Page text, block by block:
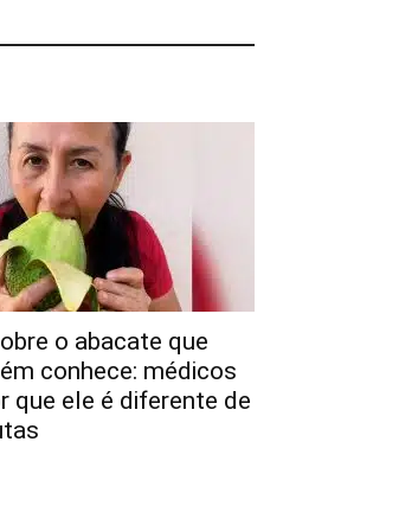
o abacate que
conhece: médicos
que ele é diferente de